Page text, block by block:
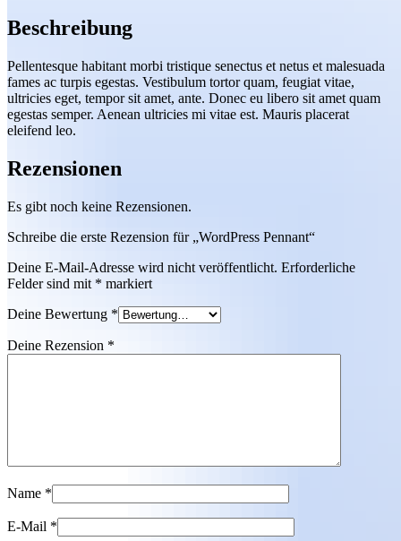
Beschreibung
Pellentesque habitant morbi tristique senectus et netus et malesuada
fames ac turpis egestas. Vestibulum tortor quam, feugiat vitae,
ultricies eget, tempor sit amet, ante. Donec eu libero sit amet quam
egestas semper. Aenean ultricies mi vitae est. Mauris placerat
eleifend leo.
Rezensionen
Es gibt noch keine Rezensionen.
Schreibe die erste Rezension für „WordPress Pennant“
Deine E-Mail-Adresse wird nicht veröffentlicht. Erforderliche
Felder sind mit * markiert
Deine Bewertung *
Deine Rezension *
Name *
E-Mail *